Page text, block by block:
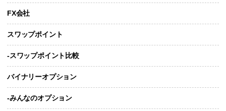
FX会社
スワップポイント
-スワップポイント比較
バイナリーオプション
-みんなのオプション